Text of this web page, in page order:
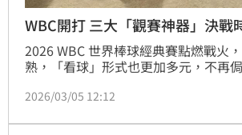
WBC開打 三大「觀賽神器」決戰
2026 WBC 世界棒球經典賽點燃戰火
熟，「看球」形式也更加多元，不再
2026/03/05 12:12